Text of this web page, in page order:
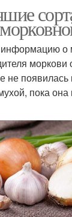
о
моркови
не появилась
пока